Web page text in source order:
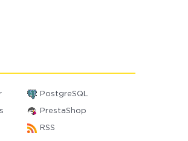
PostgreSQL
PrestaShop
RSS